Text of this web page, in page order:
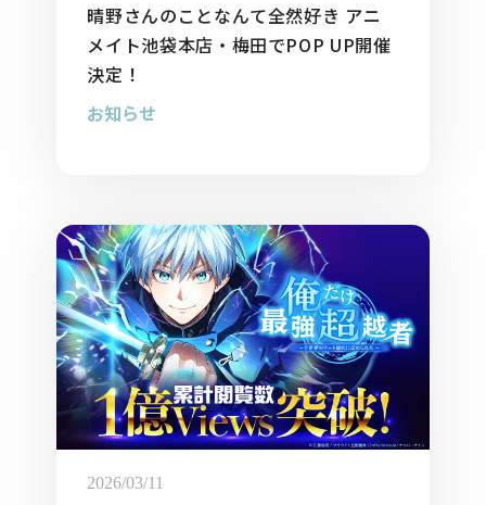
晴野さんのことなんて全然好き アニ
メイト池袋本店・梅田でPOP UP開催
決定！
お知らせ
2026/03/11